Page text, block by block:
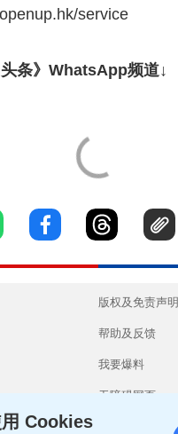
service
条》WhatsApp频道↓
版权及免责声明
帮助及反馈
我要爆料
无障碍网页
Cookies